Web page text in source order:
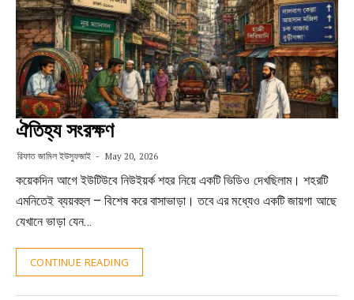
ঐতিহ্য সংরক্ষণ
রিফাত জামিল ইউসুফজাই May 20, 2026
কয়েকদিন আগে ইউটিউবে নিউইয়র্ক শহর নিয়ে একটি ভিডিও দেখছিলাম। শহরটি
এমনিতেই ব্যয়বহুল – বিশেষ করে বাসাভাড়া। তবে এর মধ্যেও একটি জায়গা আছে
যেখানে ভাড়া যেন…
CONTINUE READING